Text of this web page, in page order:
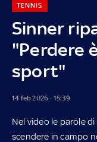
Sinner
"Perdere
sport"
TENNIS
14 feb 2026 - 15:39
Nel video le parole
scendere in campo